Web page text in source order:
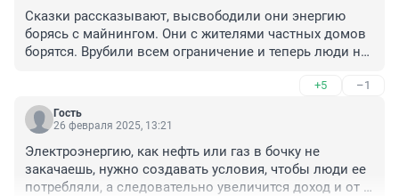
Сказки рассказывают, высвободили они энергию
борясь с майнингом. Они с жителями частных домов
борятся. Врубили всем ограничение и теперь люди не
+5 –1
Гость
26 февраля 2025, 13:21
Электроэнергию, как нефть или газ в бочку не
закачаешь, нужно создавать условия, чтобы люди ее
потребляли, а следовательно увеличится доход и от